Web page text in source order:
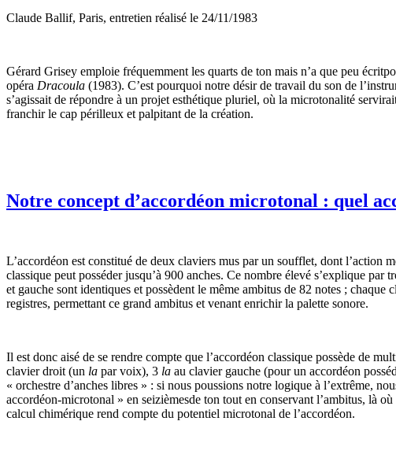
Claude Ballif, Paris, entretien réalisé le 24/11/1983
Gérard Grisey emploie fréquemment les quarts de ton mais n’a que peu
opéra Dracoula (1983). C’est pourquoi notre désir de travail du son de
s’agissait de répondre à un projet esthétique pluriel, où la microtonalité
franchir le cap périlleux et palpitant de la création.
Notre concept d’accordéon microtonal : quel
L’accordéon est constitué de deux claviers mus par un soufflet, dont l’action
classique peut posséder jusqu’à 900 anches. Ce nombre élevé s’explique
et gauche sont identiques et possèdent le même ambitus de 82 notes ;
registres, permettant ce grand ambitus et venant enrichir la palette sonore.
Il est donc aisé de se rendre compte que l’accordéon classique possède de
clavier droit (un la par voix), 3 la au clavier gauche (pour un accordéon
« orchestre d’anches libres » : si nous poussions notre logique à l’extrême,
accordéon-microtonal » en seizièmesde ton tout en conservant l’ambitus, là
calcul chimérique rend compte du potentiel microtonal de l’accordéon.